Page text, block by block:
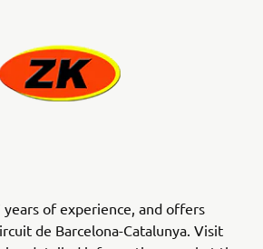
years of experience, and offers
de Barcelona-Catalunya. Visit